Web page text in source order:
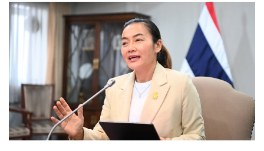
ผู้ปลูกข้าวนาปีไว้เท่านั้น ไม่เคยไปติดต่อหรือแจ้งข้อมูลอื่นเพิ่ม
เติม หวั่นเสียโอกาสไม่ได้รับการช่วยเหลือ